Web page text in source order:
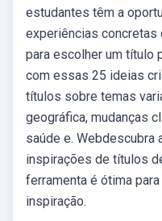
estudantes têm a
experiências concretas
para escolher um título
com essas 25 ideias
títulos sobre temas
geográfica, mudanças
saúde e. Webdescubra
inspirações de títulos
ferramenta é ótima
inspiração.